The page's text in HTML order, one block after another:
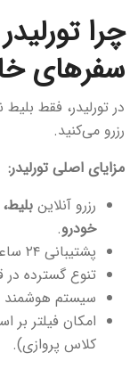
چرا
سفرهای
در تورلیدر، فقط
رزرو می‌کنید.
مزایای اصلی تورلیدر:
رزرو آنلاین
خودرو.
پشتیبانی ۲۴ ساعته برای تمامی مراحل سفر.
تنوع گسترده در
سیستم هوشمند
امکان فیلتر بر
کلاس پروازی).